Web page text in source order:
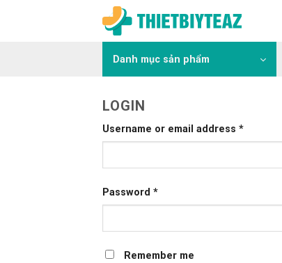
Danh mục sản phẩm
LOGIN
Username or email address *
Password *
Remember me